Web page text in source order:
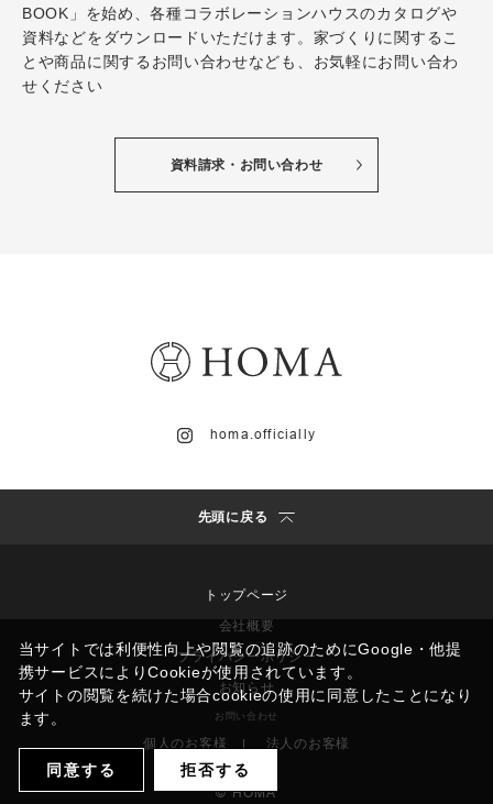
BOOK」を始め、各種コラボレーションハウスのカタログや
資料などをダウンロードいただけます。家づくりに関するこ
とや商品に関するお問い合わせなども、お気軽にお問い合わ
せください
資料請求・お問い合わせ
homa.officially
© HOMA
トップページ
会社概要
プライバシーポリシー
お知らせ
お問い合わせ
個人のお客様 | 法人のお客様
先頭に戻る
当サイトでは利便性向上や閲覧の追跡のためにGoogle・他提
携サービスによりCookieが使用されています。
サイトの閲覧を続けた場合cookieの使用に同意したことになり
ます。
同意する 拒否する